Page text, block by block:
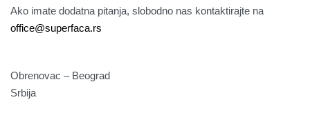
Ako imate dodatna pitanja, slobodno nas kontaktirajte na
office@superfaca.rs
Obrenovac – Beograd
Srbija